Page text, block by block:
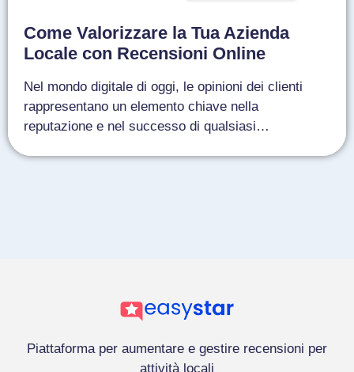
Come Valorizzare la Tua Azienda
Locale con Recensioni Online
Nel mondo digitale di oggi, le opinioni dei clienti
rappresentano un elemento chiave nella
reputazione e nel successo di qualsiasi…
Piattaforma per aumentare e gestire recensioni per
attività locali